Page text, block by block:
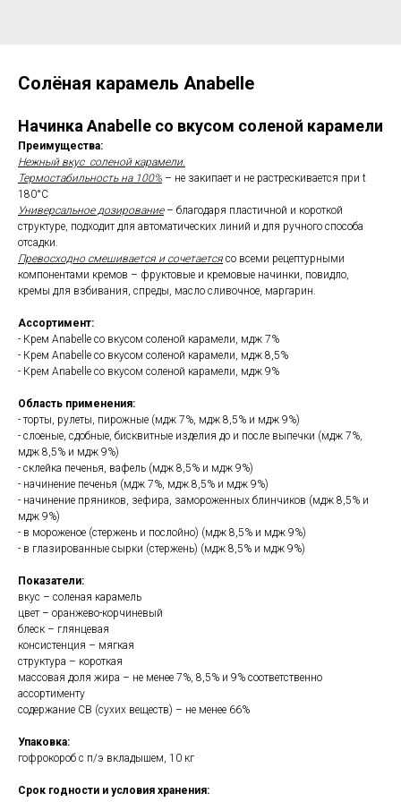
Солёная карамель Anabelle
Начинка Anabelle со вкусом соленой карамели
Преимущества:
Нежный вкус соленой карамели.
Термостабильность на 100% – не закипает и не растрескивается при t
180°С
Универсальное дозирование– благодаря пластичной и короткой
структуре, подходит для автоматических линий и для ручного способа
отсадки.
Превосходно смешивается и сочетается со всеми рецептурными
компонентами кремов – фруктовые и кремовые начинки, повидло,
кремы для взбивания, спреды, масло сливочное, маргарин.
Ассортимент:
- Крем Anabelle со вкусом соленой карамели, мдж 7%
- Крем Anabelle со вкусом соленой карамели, мдж 8,5%
- Крем Anabelle со вкусом соленой карамели, мдж 9%
Область применения:
- торты, рулеты, пирожные (мдж 7%, мдж 8,5% и мдж 9%)
- слоеные, сдобные, бисквитные изделия до и после выпечки (мдж 7%,
мдж 8,5% и мдж 9%)
- склейка печенья, вафель (мдж 8,5% и мдж 9%)
- начинение печенья (мдж 7%, мдж 8,5% и мдж 9%)
- начинение пряников, зефира, замороженных блинчиков (мдж 8,5% и
мдж 9%)
- в мороженое (стержень и послойно) (мдж 8,5% и мдж 9%)
- в глазированные сырки (стержень) (мдж 8,5% и мдж 9%)
Показатели:
вкус – соленая карамель
цвет – оранжево-корчиневый
блеск – глянцевая
консистенция – мягкая
структура – короткая
массовая доля жира – не менее 7%, 8,5% и 9% соответственно
ассортименту
содержание СВ (сухих веществ) – не менее 66%
Упаковка:
гофрокороб с п/э вкладышем, 10 кг
Срок годности и условия хранения: